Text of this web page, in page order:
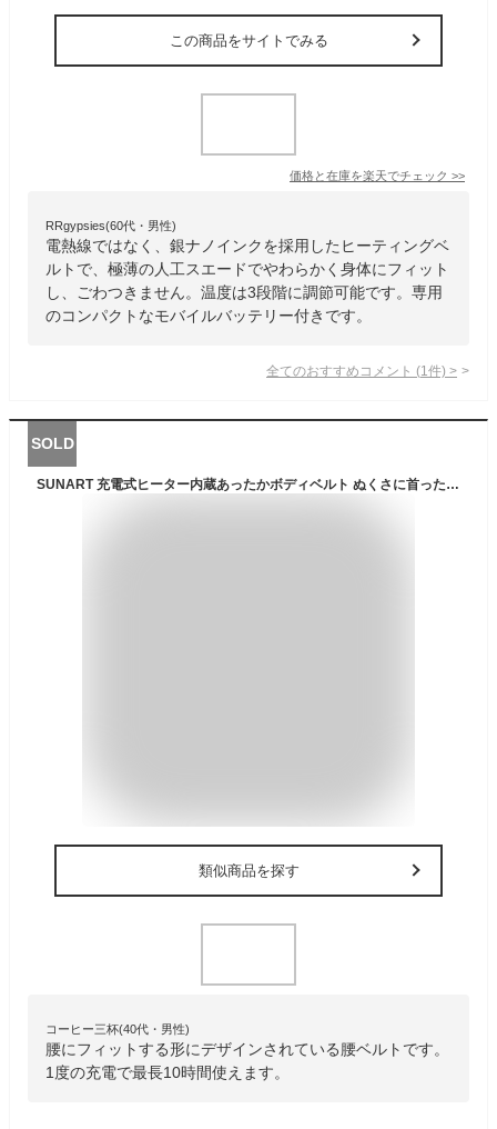
この商品をサイトでみる
価格と在庫を楽天でチェック >>
RRgypsies(60代・男性)
電熱線ではなく、銀ナノインクを採用したヒーティングベ
ルトで、極薄の人工スエードでやわらかく身体にフィット
し、ごわつきません。温度は3段階に調節可能です。専用
のコンパクトなモバイルバッテリー付きです。
全てのおすすめコメント (1 件) >
SOLD
SUNART 充電式ヒーター内蔵あったかボディベルト ぬくさに首ったけ SHW-01 通販天国限定ポーチセット 腰あったかベルト (Lサイズ)
類似商品を探す
コーヒー三杯(40代・男性)
腰にフィットする形にデザインされている腰ベルトです。
1度の充電で最長10時間使えます。